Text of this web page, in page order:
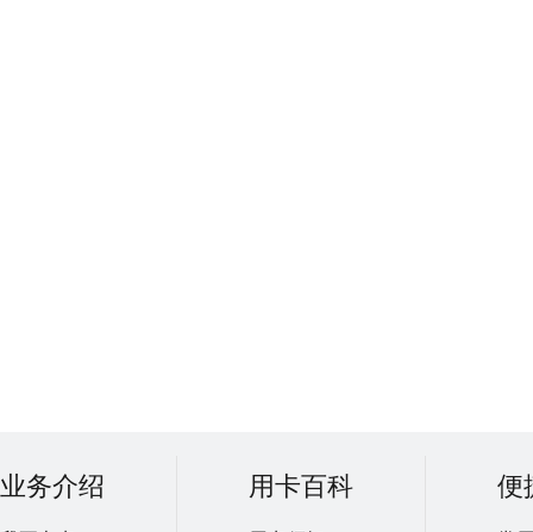
业务介绍 用卡百科 便